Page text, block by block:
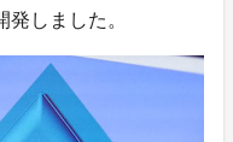
しました。